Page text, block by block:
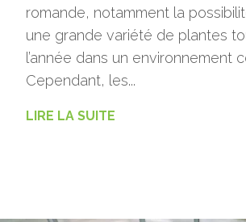
romande, notamment la
une grande variété de plantes
l’année dans un environnement
Cependant, les...
LIRE LA SUITE